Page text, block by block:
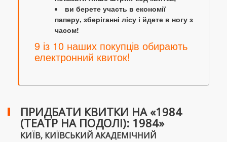
ви берете участь в економії
паперу, зберіганні лісу і йдете в ногу з
часом!
9 із 10 наших покупців обирають
електронний квиток!
ПРИДБАТИ КВИТКИ НА «1984
(ТЕАТР НА ПОДОЛІ): 1984»
КИЇВ, КИЇВСЬКИЙ АКАДЕМІЧНИЙ